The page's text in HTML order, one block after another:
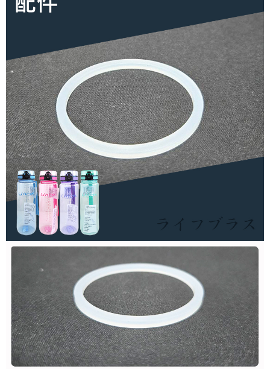
１．於結帳方式選擇「AFTEE先享後付」後，將跳轉至「AFTEE先享後付」
結帳頁面，進行簡訊認證並確認金額後，即可完成結帳。
２．訂單成立數日內，您將收到繳費通知簡訊。
３．收到繳費通知簡訊後14天內，點擊此簡訊中的連結，可透過四大超商／
ATM／網路銀行／等多元方式進行付款，方視為交易完成。
※ 請注意：結帳手續完成當下不需立刻繳費，但若您需要取消訂單，請聯絡
購買商品的店家。未經商家同意取消之訂單仍視為有效，需透過AFTEE先享
後付繳納相關費用。
※ 交易是否成功請以「AFTEE先享後付 」之結帳頁面顯示為準，若有關於
是否繳費成功／繳費後需取消欲退款等相關疑問，請聯繫「AFTEE先享後付
客戶支援中心」https://netprotections.freshdesk.com/support/home
【注意事項】
１．透過由恩沛科技股份有限公司提供之「AFTEE先享後付」服務完成之交
易，需依本服務之必要範圍內提供個人資料，並將交易相關給付款項請求債
權轉讓予恩沛科技股份有限公司。
２．關於個人資料處理事宜，請瀏覽以下網址：
https://aftee.tw/terms/#terms3
３．未成年的使用者請事先徵得法定代理人或監護人之同意方可使用
「AFTEE先享後付」，若未經同意申辦者引起之損失，本公司不負相關責
任。
時審查核予不同之上限額度；若仍有額度不足之情形，本公司將視審查結果
請求用戶進行身份認證。
５．嚴禁一人註冊多個帳號或使用他人資訊註冊。若發現惡意使用之情形，
恩沛科技股份有限公司將有權停止該用戶之使用額度並採取法律行動。
運送方式
每筆NT$60，滿NT$490(含以上)免運費
全家離島取貨付款
每筆NT$100，滿NT$1,000(含以上)免運費
付款後全家取貨
每筆NT$60，滿NT$490(含以上)免運費
7-11取貨付款三天
每筆NT$60，滿NT$490(含以上)免運費
7-11離島取貨付款
每筆NT$100，滿NT$1,000(含以上)免運費
付款後7-11取貨
每筆NT$60，滿NT$490(含以上)免運費
每筆NT$80，滿NT$490(含以上)免運費
外島宅配
每筆NT$150，滿NT$3,000(含以上)免運費
貨到付款
每筆NT$150，滿NT$3,000(含以上)免運費